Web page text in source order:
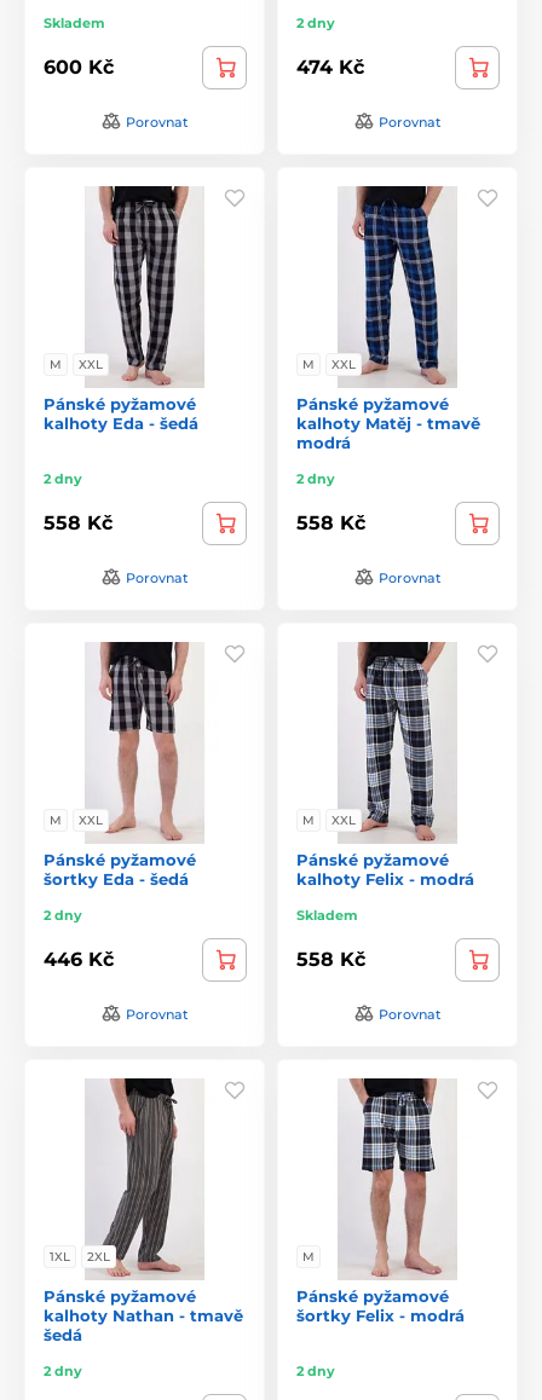
Skladem
600 Kč
Porovnat
2 dny
474 Kč
Porovnat
M XXL
Pánské pyžamové
kalhoty Eda - šedá
2 dny
558 Kč
Porovnat
M XXL
Pánské pyžamové
kalhoty Matěj - tmavě
modrá
2 dny
558 Kč
Porovnat
M XXL
Pánské pyžamové
šortky Eda - šedá
2 dny
446 Kč
Porovnat
M XXL
Pánské pyžamové
kalhoty Felix - modrá
Skladem
558 Kč
Porovnat
1XL 2XL
Pánské pyžamové
kalhoty Nathan - tmavě
šedá
2 dny
M
Pánské pyžamové
šortky Felix - modrá
2 dny